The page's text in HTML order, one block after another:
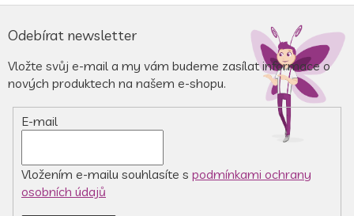
á
a
Odebírat newsletter
Vložte svůj e-mail a my vám budeme zasílat informace o
nových produktech na našem e-shopu.
E-mail
Vložením e-mailu souhlasíte s podmínkami ochrany
osobních údajů